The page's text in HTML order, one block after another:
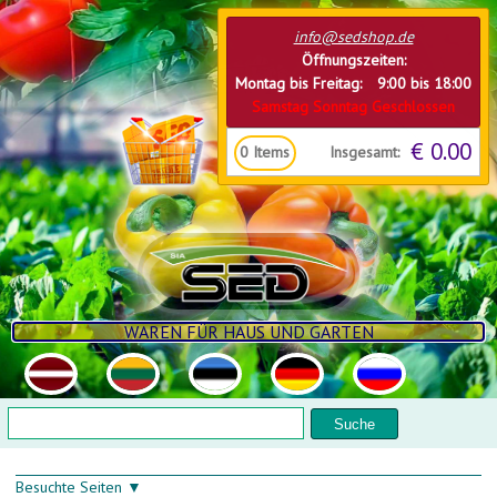
Direkt zum Inhalt
info@sedshop.de
Öffnungszeiten:
Montag bis Freitag: 9:00 bis 18:00
Samstag Sonntag Geschlossen
0 Items Insgesamt: € 0.00
WAREN FÜR HAUS UND GARTEN
Besuchte Seiten ▼